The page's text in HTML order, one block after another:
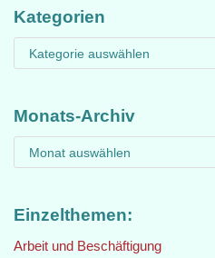
Kategorien
Monats-Archiv
Einzelthemen:
Arbeit und Beschäftigung